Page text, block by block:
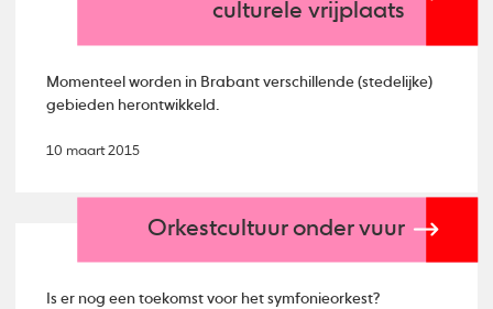
culturele vrijplaats
Momenteel worden in Brabant verschillende (stedelijke)
gebieden herontwikkeld.
10 maart 2015
Orkestcultuur onder vuur
Is er nog een toekomst voor het symfonieorkest?